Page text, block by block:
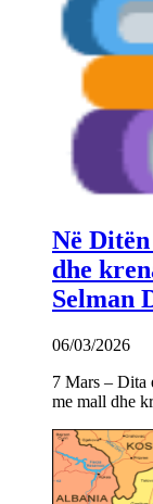
Në
dhe
Selman
06/03/2026
7 Mars – Dita
me mall dhe